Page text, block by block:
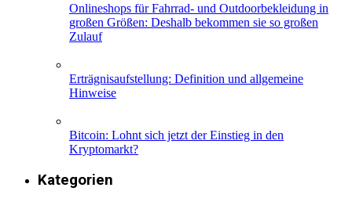
Onlineshops für Fahrrad- und Outdoorbekleidung in
großen Größen: Deshalb bekommen sie so großen
Zulauf
Erträgnisaufstellung: Definition und allgemeine
Hinweise
Bitcoin: Lohnt sich jetzt der Einstieg in den
Kryptomarkt?
Kategorien